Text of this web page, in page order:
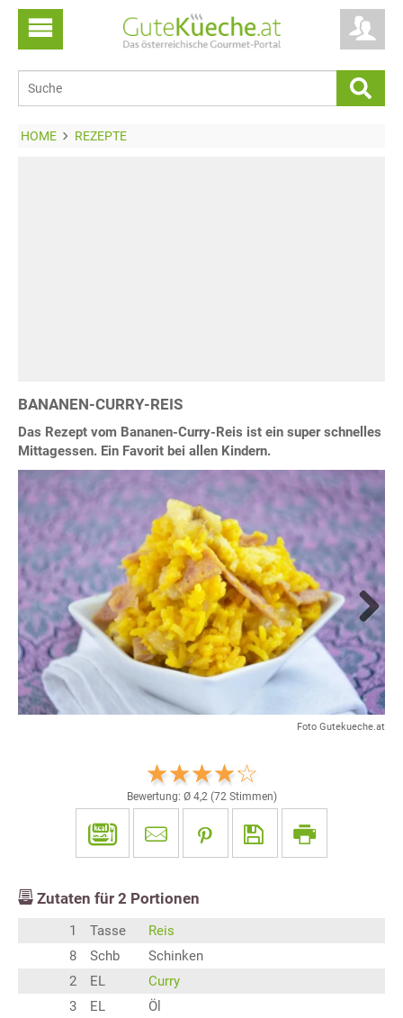
HOME REZEPTE
BANANEN-CURRY-REIS
Das Rezept vom Bananen-Curry-Reis ist ein super schnelles
Mittagessen. Ein Favorit bei allen Kindern.
Foto Gutekueche.at
Next
Bewertung: Ø 4,2(72Stimmen)
Zutaten für 2 Portionen
1 Tasse
Reis
8
Schb
Schinken
2
EL
Curry
3
EL
Öl